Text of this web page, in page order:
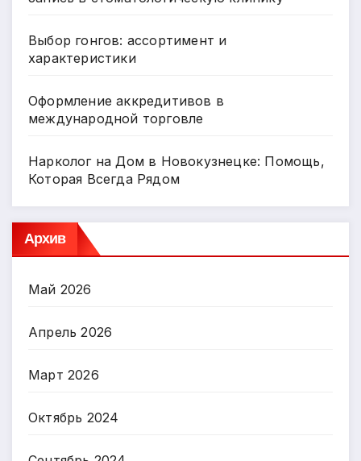
Выбор гонгов: ассортимент и
характеристики
Оформление аккредитивов в
международной торговле
Нарколог на Дом в Новокузнецке: Помощь,
Которая Всегда Рядом
Архив
Май 2026
Апрель 2026
Март 2026
Октябрь 2024